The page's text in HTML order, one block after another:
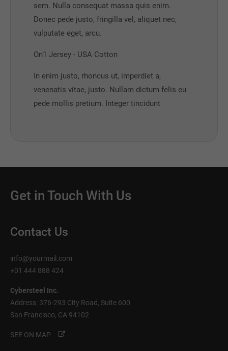
sem. Nulla consequat massa quis enim.
Donec pede justo, fringilla vel, aliquet nec,
vulputate eget, arcu.
On1 Jersey - USA Cotton
In enim justo, rhoncus ut, imperdiet a,
venenatis vitae, justo. Nullam dictum felis eu
pede mollis pretium. Integer tincidunt
Get in Touch With Us
Contact Us
info@yourmail.com
+01 444 888 424
Cybersteel Inc.
Address: 376-293 City Road, Suite 600
San Francisco, CA 94102
SEE ON MAP